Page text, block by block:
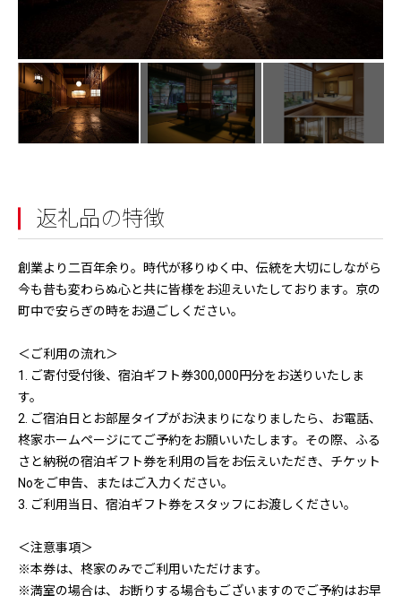
返礼品の特徴
創業より二百年余り。時代が移りゆく中、伝統を大切にしながら
今も昔も変わらぬ心と共に皆様をお迎えいたしております。京の
町中で安らぎの時をお過ごしください。
＜ご利用の流れ＞
1. ご寄付受付後、宿泊ギフト券300,000円分をお送りいたしま
す。
2. ご宿泊日とお部屋タイプがお決まりになりましたら、お電話、
柊家ホームページにてご予約をお願いいたします。その際、ふる
さと納税の宿泊ギフト券を利用の旨をお伝えいただき、チケット
Noをご申告、またはご入力ください。
3. ご利用当日、宿泊ギフト券をスタッフにお渡しください。
＜注意事項＞
※本券は、柊家のみでご利用いただけます。
※満室の場合は、お断りする場合もございますのでご予約はお早